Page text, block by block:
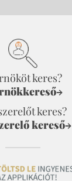
keres?
→
keres?
kereső→